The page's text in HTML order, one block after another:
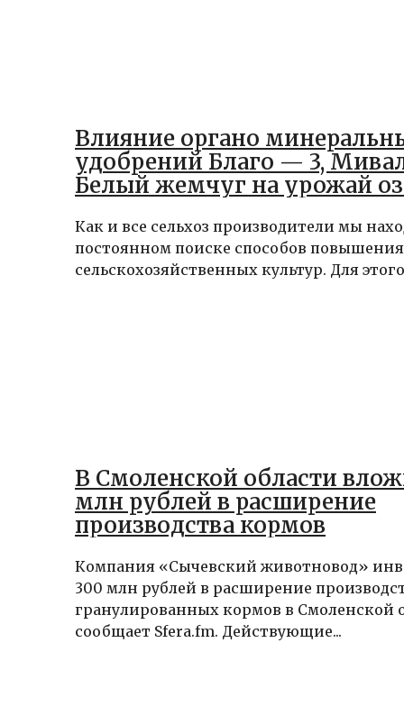
Влияние органо
удобрений Благо — 3,
Белый жемчуг на урожай
Как и все сельхоз производители мы
постоянном поиске способов
сельскохозяйственных культур. Для
В Смоленской области
млн рублей в расширение
производства кормов
Компания «Сычевский животновод»
300 млн рублей в расширение
гранулированных кормов в Смоленской
сообщает Sfera.fm. Действующие...